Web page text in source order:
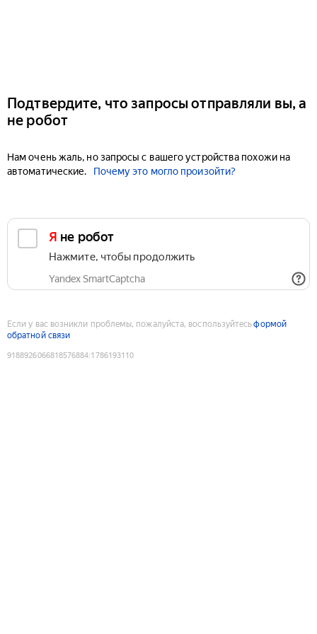
Подтвердите, что запросы отправляли вы, а
не робот
Нам очень жаль, но запросы с вашего устройства похожи на
автоматические.
Почему это могло произойти?
Я не робот
Нажмите, чтобы продолжить
Yandex SmartCaptcha
Если у вас возникли проблемы, пожалуйста, воспользуйтесьформой
обратной связи
9188926066818576884:1786193110